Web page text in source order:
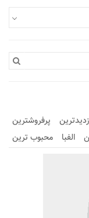
پرفروشترین
الفبا محبوب ترین